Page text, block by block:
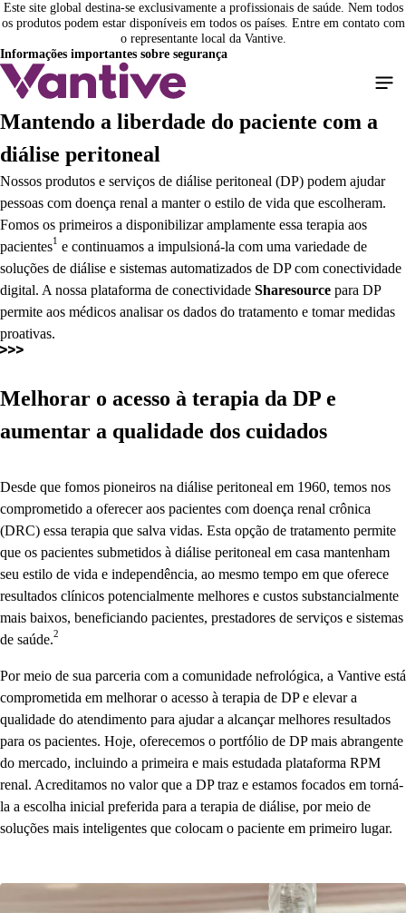
Pular
para
o
conteúdo
principal
Este site global destina-se exclusivamente a profissionais de saúde. Nem todos
os produtos podem estar disponíveis em todos os países. Entre em contato com
o representante local da Vantive.
Informações importantes sobre segurança
Mantendo a liberdade do paciente com a
diálise peritoneal
Nossos produtos e serviços de diálise peritoneal (DP) podem ajudar
pessoas com doença renal a manter o estilo de vida que escolheram.
Fomos os primeiros a disponibilizar amplamente essa terapia aos
pacientes1 e continuamos a impulsioná-la com uma variedade de
soluções de diálise e sistemas automatizados de DP com conectividade
digital. A nossa plataforma de conectividade Sharesource para DP
permite aos médicos analisar os dados do tratamento e tomar medidas
proativas.
Melhorar o acesso à terapia da DP e
aumentar a qualidade dos cuidados
Desde que fomos pioneiros na diálise peritoneal em 1960, temos nos
comprometido a oferecer aos pacientes com doença renal crônica
(DRC) essa terapia que salva vidas. Esta opção de tratamento permite
que os pacientes submetidos à diálise peritoneal em casa mantenham
seu estilo de vida e independência, ao mesmo tempo em que oferece
resultados clínicos potencialmente melhores e custos substancialmente
mais baixos, beneficiando pacientes, prestadores de serviços e sistemas
de saúde.2
Por meio de sua parceria com a comunidade nefrológica, a Vantive está
comprometida em melhorar o acesso à terapia de DP e elevar a
qualidade do atendimento para ajudar a alcançar melhores resultados
para os pacientes. Hoje, oferecemos o portfólio de DP mais abrangente
do mercado, incluindo a primeira e mais estudada plataforma RPM
renal. Acreditamos no valor que a DP traz e estamos focados em torná-
la a escolha inicial preferida para a terapia de diálise, por meio de
soluções mais inteligentes que colocam o paciente em primeiro lugar.